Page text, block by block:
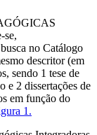
se,
no Catálogo
descritor (em
sendo 1 tese de
e 2 dissertações de
em função do
1.